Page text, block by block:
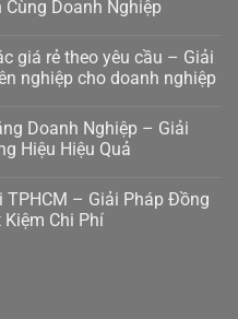
Doanh Nghiệp
giá rẻ theo yêu cầu – Giải
nghiệp cho doanh nghiệp
Doanh Nghiệp – Giải
Hiệu Hiệu Quả
TPHCM – Giải Pháp Đồng
Kiệm Chi Phí